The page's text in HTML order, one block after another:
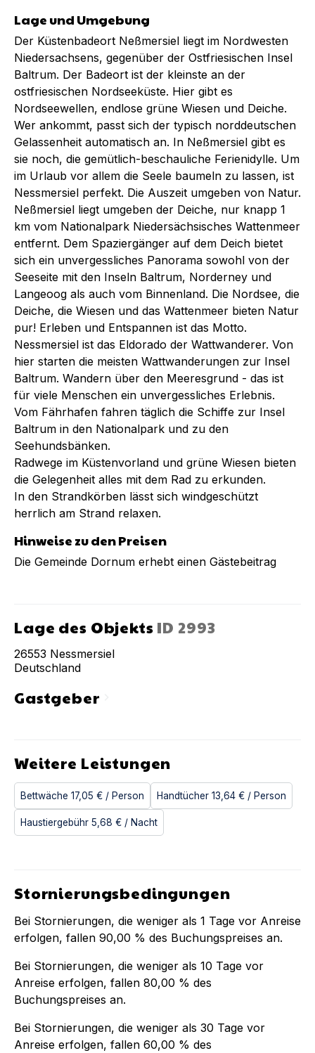
Lage und Umgebung
Der Küstenbadeort Neßmersiel liegt im Nordwesten
Niedersachsens, gegenüber der Ostfriesischen Insel
Baltrum. Der Badeort ist der kleinste an der
ostfriesischen Nordseeküste. Hier gibt es
Nordseewellen, endlose grüne Wiesen und Deiche.
Wer ankommt, passt sich der typisch norddeutschen
Gelassenheit automatisch an. In Neßmersiel gibt es
sie noch, die gemütlich-beschauliche Ferienidylle. Um
im Urlaub vor allem die Seele baumeln zu lassen, ist
Nessmersiel perfekt. Die Auszeit umgeben von Natur.
Neßmersiel liegt umgeben der Deiche, nur knapp 1
km vom Nationalpark Niedersächsisches Wattenmeer
entfernt. Dem Spaziergänger auf dem Deich bietet
sich ein unvergessliches Panorama sowohl von der
Seeseite mit den Inseln Baltrum, Norderney und
Langeoog als auch vom Binnenland. Die Nordsee, die
Deiche, die Wiesen und das Wattenmeer bieten Natur
pur! Erleben und Entspannen ist das Motto.
Nessmersiel ist das Eldorado der Wattwanderer. Von
hier starten die meisten Wattwanderungen zur Insel
Baltrum. Wandern über den Meeresgrund - das ist
für viele Menschen ein unvergessliches Erlebnis.
Vom Fährhafen fahren täglich die Schiffe zur Insel
Baltrum in den Nationalpark und zu den
Seehundsbänken.
Radwege im Küstenvorland und grüne Wiesen bieten
die Gelegenheit alles mit dem Rad zu erkunden.
In den Strandkörben lässt sich windgeschützt
herrlich am Strand relaxen.
Hinweise zu den Preisen
Die Gemeinde Dornum erhebt einen Gästebeitrag
Lage des Objekts ID 2993
26553 Nessmersiel
Deutschland
Gastgeberchevron_right
Weitere Leistungen
Bettwäche 17,05 € / Person Handtücher 13,64 € / Person
Haustiergebühr 5,68 € / Nacht
Stornierungsbedingungen
Bei Stornierungen, die weniger als 1 Tage vor Anreise
erfolgen, fallen 90,00 % des Buchungspreises an.
Bei Stornierungen, die weniger als 10 Tage vor
Anreise erfolgen, fallen 80,00 % des
Buchungspreises an.
Bei Stornierungen, die weniger als 30 Tage vor
Anreise erfolgen, fallen 60,00 % des